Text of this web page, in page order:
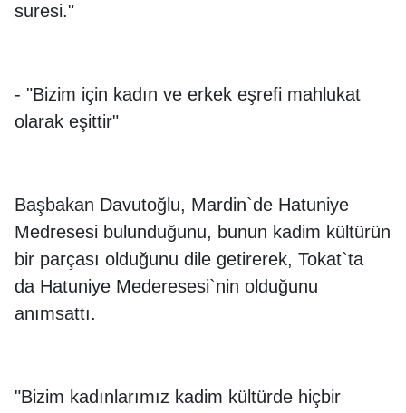
suresi."
- "Bizim için kadın ve erkek eşrefi mahlukat
olarak eşittir"
Başbakan Davutoğlu, Mardin`de Hatuniye
Medresesi bulunduğunu, bunun kadim kültürün
bir parçası olduğunu dile getirerek, Tokat`ta
da Hatuniye Mederesesi`nin olduğunu
anımsattı.
"Bizim kadınlarımız kadim kültürde hiçbir